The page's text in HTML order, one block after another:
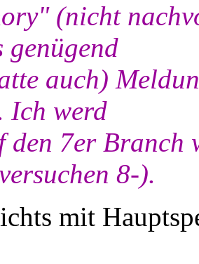
(nicht
genügend
auch)
Ich werd
den 7er Branch
8-).
mit